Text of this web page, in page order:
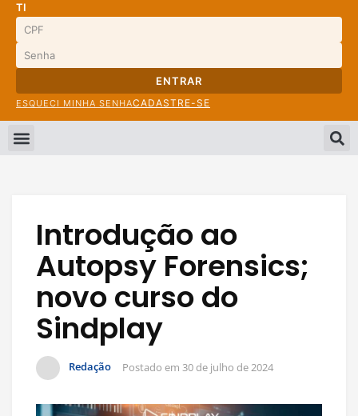
TI
ENTRAR
ESQUECI MINHA SENHACADASTRE-SE
Introdução ao
Autopsy Forensics;
novo curso do
Sindplay
Redação Postado em 30 de julho de 2024